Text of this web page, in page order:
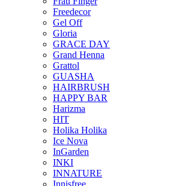
Freedecor
Gel Off
Gloria
GRACE DAY
Grand Henna
Grattol
GUASHA
HAIRBRUSH
HAPPY BAR
Harizma
HIT
Holika Holika
Ice Nova
InGarden
INKI
INNATURE
Innisfree